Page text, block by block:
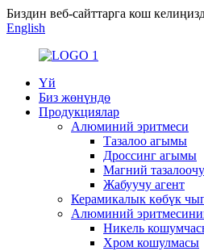
Биздин веб-сайттарга кош
English
Үй
Биз жөнүндө
Продукциялар
Алюминий эритмеси
Тазалоо агымы
Дроссинг агымы
Магний тазалоочу
Жабуучу агент
Керамикалык көбүк
Алюминий
Никель
Хром кошулмасы